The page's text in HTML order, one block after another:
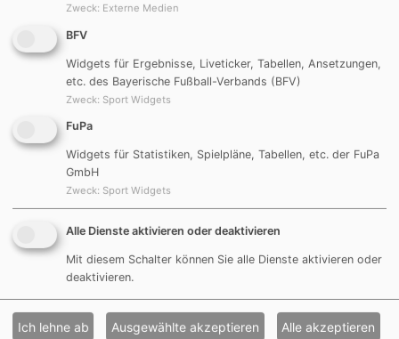
Bilder Innenausbau
Zweck: Externe Medien
BFV
Widgets für Ergebnisse, Liveticker, Tabellen, Ansetzungen,
etc. des Bayerische Fußball-Verbands (BFV)
Zweck: Sport Widgets
FuPa
Widgets für Statistiken, Spielpläne, Tabellen, etc. der FuPa
GmbH
Zweck: Sport Widgets
Alle Dienste aktivieren oder deaktivieren
Mit diesem Schalter können Sie alle Dienste aktivieren oder
deaktivieren.
Ich lehne ab Ausgewählte akzeptieren Alle akzeptieren